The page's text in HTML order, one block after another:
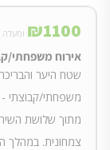
₪1100 ומעלה
אירוח משפחתי/
שטח היער והבריכה
מתוך שלושת
צמחונית. במהלך